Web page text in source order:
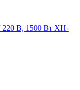
220 В, 1500 Вт XH-